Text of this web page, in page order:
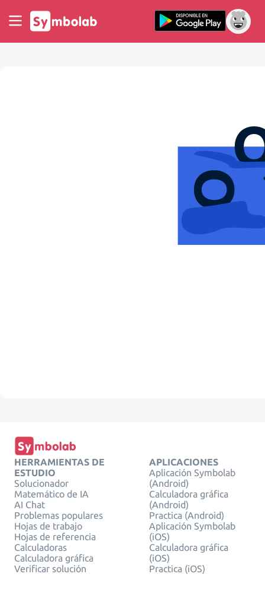
HERRAMIENTAS DE
ESTUDIO
Solucionador
Matemático de IA
AI Chat
Problemas populares
Hojas de trabajo
Hojas de referencia
Calculadoras
Calculadora gráfica
Verificar solución
APLICACIONES
Aplicación Symbolab
(Android)
Calculadora gráfica
(Android)
Practica (Android)
Aplicación Symbolab
(iOS)
Calculadora gráfica
(iOS)
Practica (iOS)